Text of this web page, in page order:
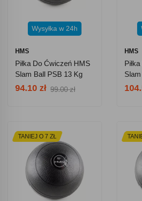
Wysyłka w 24h
HMS
Piłka Do Ćwiczeń HMS
Slam Ball PSB 13 Kg
94.10 zł 99.00 zł
HMS
TANIEJ O 7 ZŁ